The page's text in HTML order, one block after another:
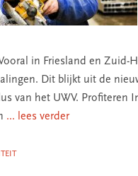
in Friesland en Zuid-
Dit blijkt uit de
van het UWV. Profiteren
... lees verder